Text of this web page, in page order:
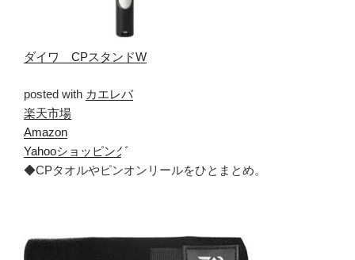
ダイワ CPスタンドW
posted with カエレバ
楽天市場
Amazon
Yahooショッピング
◆CPタオルやピンオンリールをひとまとめ。